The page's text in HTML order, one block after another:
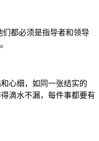
都必须是指导者和领导
心细，如同一张结实的
滴水不漏，每件事都要有